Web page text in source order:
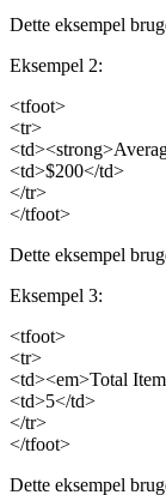
Dette eksempel
Eksempel 2:
<tfoot>
<tr>
<td>$200</td>
</tr>
</tfoot>
Dette eksempel
Eksempel 3:
<tfoot>
<tr>
<td><em>Total
<td>5</td>
</tr>
</tfoot>
Dette eksempel